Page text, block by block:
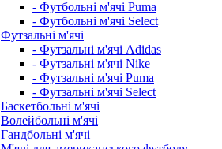
- Футбольні м'ячі Puma
- Футбольні м'ячі Select
Футзальні м'ячі
- Футзальні м'ячі Adidas
- Футзальні м'ячі Nike
- Футзальні м'ячі Puma
- Футзальні м'ячі Select
Баскетбольні м'ячі
Волейбольні м'ячі
Гандбольні м'ячі